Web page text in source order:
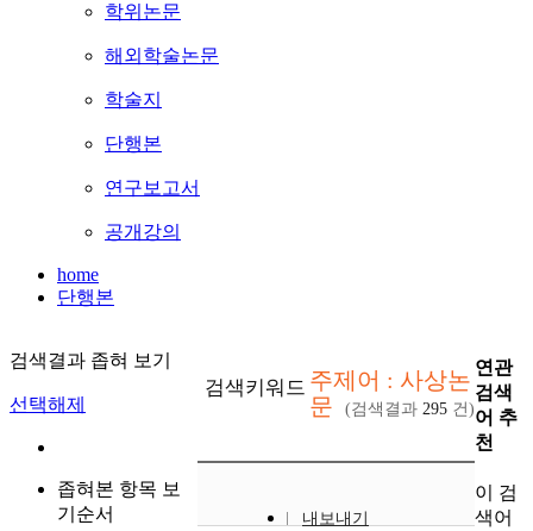
학위논문
해외학술논문
학술지
단행본
연구보고서
공개강의
home
단행본
검색결과 좁혀 보기
선택해제
좁혀본 항목 보
기순서
검색키워드 주제어 : 사상논
문
(검색결과 295 건)
내보내기
연관
검색
어 추
천
이 검
색어